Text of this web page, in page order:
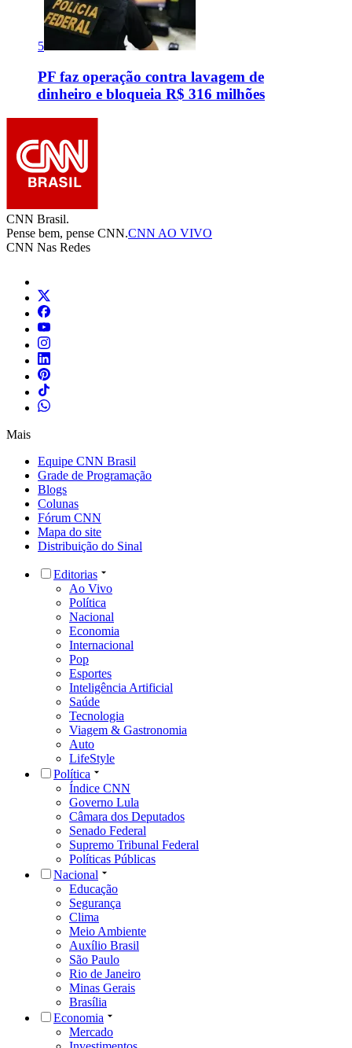
5
PF faz operação contra lavagem de
dinheiro e bloqueia R$ 316 milhões
CNN Brasil.
Pense bem, pense CNN.CNN AO VIVO
CNN Nas Redes
Mais
Equipe CNN Brasil
Grade de Programação
Blogs
Colunas
Fórum CNN
Mapa do site
Distribuição do Sinal
Editorias
Ao Vivo
Política
Nacional
Economia
Internacional
Pop
Esportes
Inteligência Artificial
Saúde
Tecnologia
Viagem & Gastronomia
Auto
LifeStyle
Política
Índice CNN
Governo Lula
Câmara dos Deputados
Senado Federal
Supremo Tribunal Federal
Políticas Públicas
Nacional
Educação
Segurança
Clima
Meio Ambiente
Auxílio Brasil
São Paulo
Rio de Janeiro
Minas Gerais
Brasília
Economia
Mercado